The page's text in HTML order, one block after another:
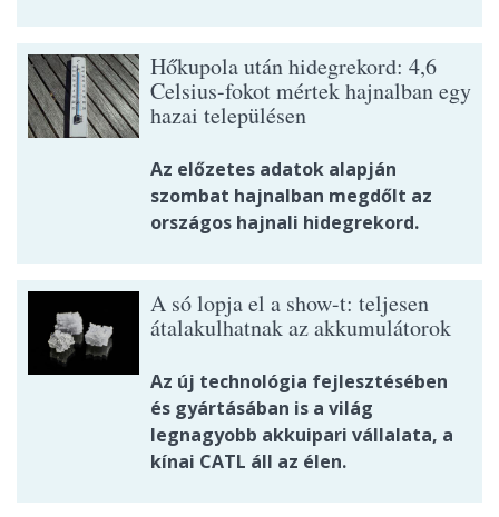
Hőkupola után hidegrekord: 4,6
Celsius-fokot mértek hajnalban egy
hazai településen
Az előzetes adatok alapján
szombat hajnalban megdőlt az
országos hajnali hidegrekord.
A só lopja el a show-t: teljesen
átalakulhatnak az akkumulátorok
Az új technológia fejlesztésében
és gyártásában is a világ
legnagyobb akkuipari vállalata, a
kínai CATL áll az élen.